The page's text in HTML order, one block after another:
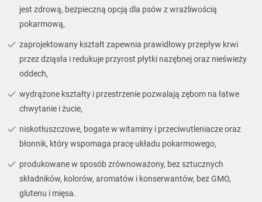
jest zdrową, bezpieczną opcją dla psów z wrażliwością
pokarmową,
zaprojektowany kształt zapewnia prawidłowy przepływ krwi
przez dziąsła i redukuje przyrost płytki nazębnej oraz nieświeży
oddech,
wydrążone kształty i przestrzenie pozwalają zębom na łatwe
chwytanie i żucie,
niskotłuszczowe, bogate w witaminy i przeciwutleniacze oraz
błonnik, który wspomaga pracę układu pokarmowego,
produkowane w sposób zrównoważony, bez sztucznych
składników, kolorów, aromatów i konserwantów, bez GMO,
glutenu i mięsa.